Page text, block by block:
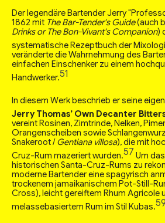
Der legendäre Bartender Jerry
1862 mit The Bar-Tender's Guide(auch
Drinks or The Bon-Vivant's Companion)
systematische Rezeptbuch der
veränderte die Wahrnehmung des
einfachen Einschenker zu einem
Handwerker.51
In diesem Werk beschrieb er seine
Jerry Thomas’ Own Decanter
vereint Rosinen, Zimtrinde, Nelken,
Orangenscheiben sowie
Snakeroot /Gentiana villosa), die mit
Cruz-Rum mazeriert wurden.57 Um
historischen Santa-Cruz-Rums zu
moderne Bartender eine spagyrisch
trockenem jamaikanischem Pot-Still-
Cross), leicht gereiftem Rhum Agricole
melassebasiertem Rum im Stil Kubas.59